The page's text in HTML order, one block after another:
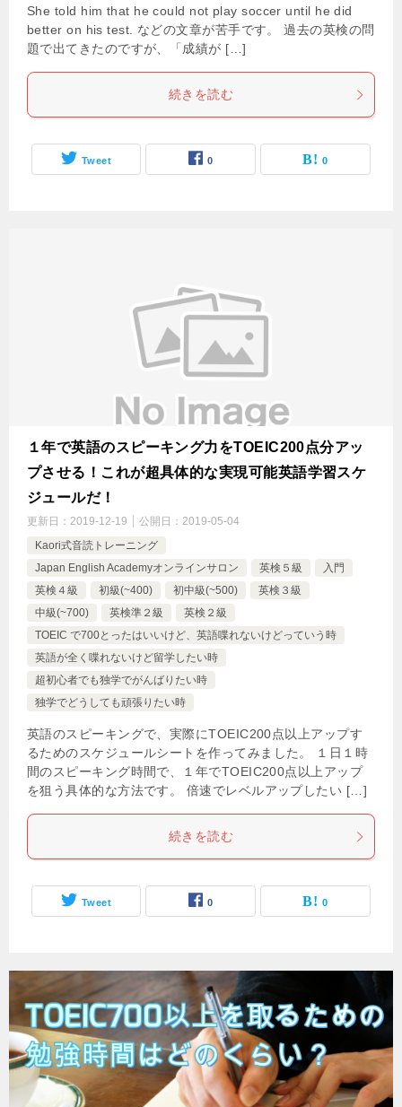
She told him that he could not play soccer until he did
better on his test. などの文章が苦手です。 過去の英検の問
題で出てきたのですが、「成績が […]
続きを読む
Tweet 0 0
１年で英語のスピーキング力をTOEIC200点分アッ
プさせる！これが超具体的な実現可能英語学習スケ
ジュールだ！
更新日： 2019-12-19 公開日： 2019-05-04
Kaori式音読トレーニング
Japan English Academyオンラインサロン
英検５級
入門
英検４級
初級(~400) 初中級(~500)
英検３級
中級(~700)
英検準２級
英検２級
TOEIC で700とったはいいけど、英語喋れないけどっていう時
英語が全く喋れないけど留学したい時
超初心者でも独学でがんばりたい時
独学でどうしても頑張りたい時
英語のスピーキングで、実際にTOEIC200点以上アップす
るためのスケジュールシートを作ってみました。 １日１時
間のスピーキング時間で、１年でTOEIC200点以上アップ
を狙う具体的な方法です。 倍速でレベルアップしたい […]
続きを読む
Tweet 0 0